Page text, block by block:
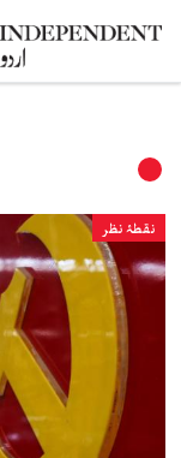
نقطۂ نظر